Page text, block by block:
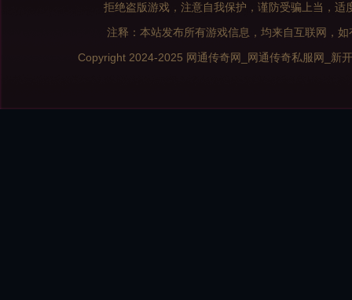
拒绝盗版游戏，注意自我保护，谨防受骗上当，
注释：本站发布所有游戏信息，均来自互联网，
Copyright 2024-2025 网通传奇网_网通传奇私服网_新